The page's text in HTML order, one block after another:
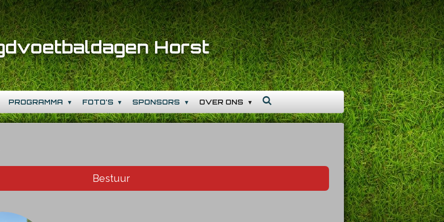
Horst
PROGRAMMA FOTO'S SPONSORS OVER ONS
Bestuur